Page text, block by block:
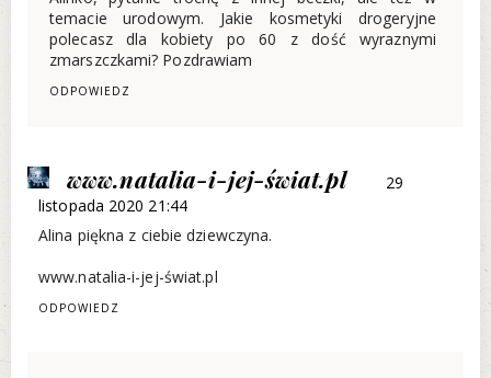
temacie urodowym. Jakie kosmetyki drogeryjne
polecasz dla kobiety po 60 z dość wyraznymi
zmarszczkami? Pozdrawiam
ODPOWIEDZ
www.natalia-i-jej-świat.pl
29
listopada 2020 21:44
Alina piękna z ciebie dziewczyna.
www.natalia-i-jej-świat.pl
ODPOWIEDZ